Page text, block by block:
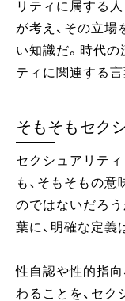
リティに属する
が考え、その立場
い知識だ。時代の
ティに関連する言
そもそもセク
セクシュアリテ
も、そもそもの
のではないだろ
葉に、明確な定義
性自認や性的指向
わることを、セ